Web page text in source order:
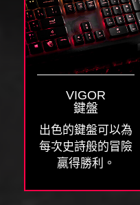
VIGOR
鍵盤
出色的鍵盤可以為
每次史詩般的冒險
贏得勝利。